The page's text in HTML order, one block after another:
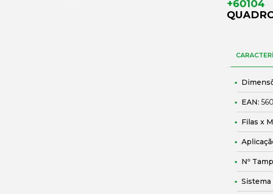
+60104
EAN:
Filas x
Nº
Sistema